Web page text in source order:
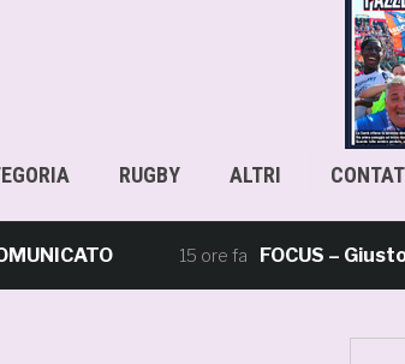
RUGBY ALTRI
15 ore fa FOCUS – Giusto